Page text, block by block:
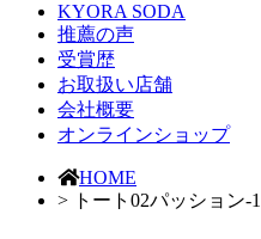
KYORA SODA
推薦の声
受賞歴
お取扱い店舗
会社概要
オンラインショップ
HOME
> トート02パッション-1